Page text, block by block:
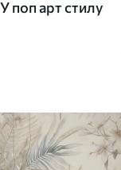
У поп арт стилу